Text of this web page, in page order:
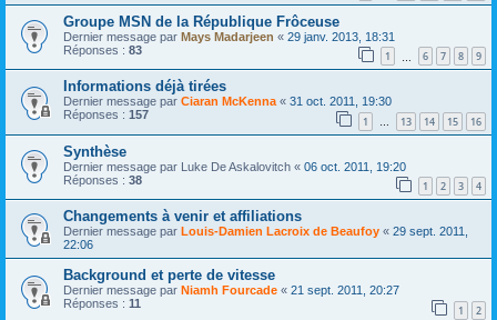
Groupe MSN de la République Frôceuse
Dernier message par Mays Madarjeen « 29 janv. 2013, 18:31
Réponses : 83 1 6 7 8 9
Informations déjà tirées
Dernier message par Ciaran McKenna « 31 oct. 2011, 19:30
Réponses : 157 1 … 13 14 15 16
Synthèse
Dernier message par Luke De Askalovitch « 06 oct. 2011, 19:20
Réponses : 38 1 2 3 4
Changements à venir et affiliations
Dernier message par Louis-Damien Lacroix de Beaufoy « 29 sept. 2011,
22:06
Background et perte de vitesse
Dernier message par Niamh Fourcade « 21 sept. 2011, 20:27
Réponses : 11 1 2